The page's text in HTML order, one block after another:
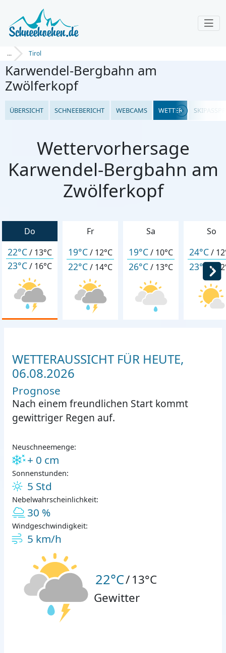
... Tirol
Karwendel-Bergbahn am
Zwölferkopf
ÜBERSICHT SCHNEEBERICHT WEBCAMS WETTER
Wettervorhersage
Karwendel-Bergbahn am
Zwölferkopf
Do
22°C/ 13°C
23°C/ 16°C
Fr
19°C/ 12°C
22°C/ 14°C
Sa
19°C/ 10°C
26°C/ 13°C
So
24°C/
23°C /
WETTERAUSSICHT FÜR HEUTE,
06.08.2026
Prognose
Nach einem freundlichen Start kommt
gewittriger Regen auf.
Neuschneemenge:
+ 0 cm
Sonnenstunden:
5 Std
Nebelwahrscheinlichkeit:
30 %
Windgeschwindigkeit:
5 km/h
22°C/13°C
Gewitter